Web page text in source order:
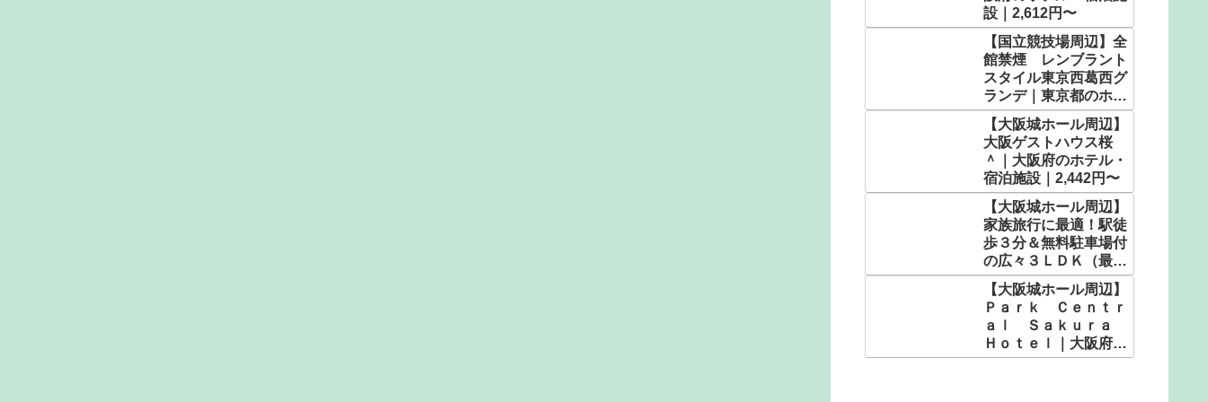
設｜2,612円〜
【国立競技場周辺】全
館禁煙 レンブラント
スタイル東京西葛西グ
ランデ｜東京都のホテ
ル・宿泊施設｜3,480
円〜
【大阪城ホール周辺】
大阪ゲストハウス桜
＾｜大阪府のホテル・
宿泊施設｜2,442円〜
【大阪城ホール周辺】
家族旅行に最適！駅徒
歩３分＆無料駐車場付
の広々３ＬＤＫ（最大
定員１２名）ＬＨ／民
泊｜大阪府のホテル・
宿泊施設｜4,687円〜
【大阪城ホール周辺】
Ｐａｒｋ Ｃｅｎｔｒ
ａｌ Ｓａｋｕｒａ
Ｈｏｔｅｌ｜大阪府の
ホテル・宿泊施設｜